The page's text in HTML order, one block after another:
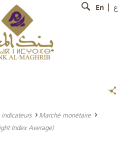
En ع
Marché monétaire
Index Average)